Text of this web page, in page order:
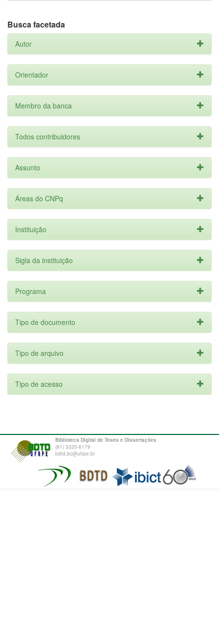
Busca facetada
Autor
Orientador
Membro da banca
Todos contribuidores
Assunto
Áreas do CNPq
Instituição
Sigla da instituição
Programa
Tipo de documento
Tipo de arquivo
Tipo de acesso
Biblioteca Digital de Teses e Dissertações
(81) 3320-6179
bdtd.bc@ufrpe.br